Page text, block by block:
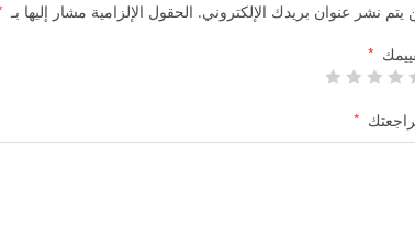
يتم نشر عنوان بريدك الإلكتروني. الحقول الإلزامية مشار إليها بـ
*
*